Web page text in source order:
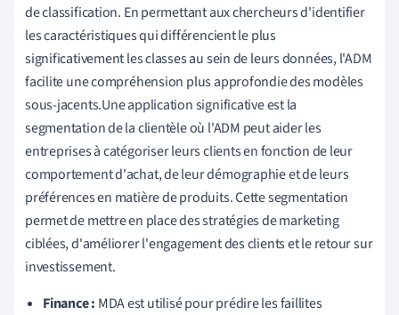
de classification. En permettant aux chercheurs d'identifier
les caractéristiques qui différencient le plus
significativement les classes au sein de leurs données, l'ADM
facilite une compréhension plus approfondie des modèles
sous-jacents.Une application significative est la
segmentation de la clientèle où l'ADM peut aider les
entreprises à catégoriser leurs clients en fonction de leur
comportement d'achat, de leur démographie et de leurs
préférences en matière de produits. Cette segmentation
permet de mettre en place des stratégies de marketing
ciblées, d'améliorer l'engagement des clients et le retour sur
investissement.
Finance : MDA est utilisé pour prédire les faillites